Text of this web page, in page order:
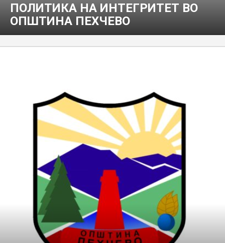
ПОЛИТИКА НА ИНТЕГРИТЕТ ВО
ОПШТИНА ПЕХЧЕВО